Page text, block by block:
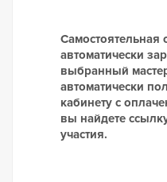
Самостоятельная
автоматически
выбранный
автоматически
кабинету с
вы найдете
участия.